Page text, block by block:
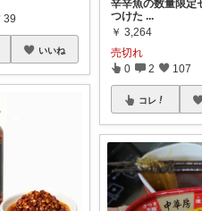
39
いいね
辛辛魚の数量限定
つけた ...
￥ 3,264
売切れ
0 2 107
コレ